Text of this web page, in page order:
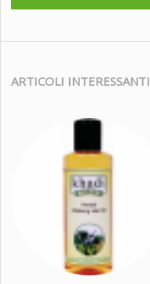
ARTICOLI INTERESSANTI